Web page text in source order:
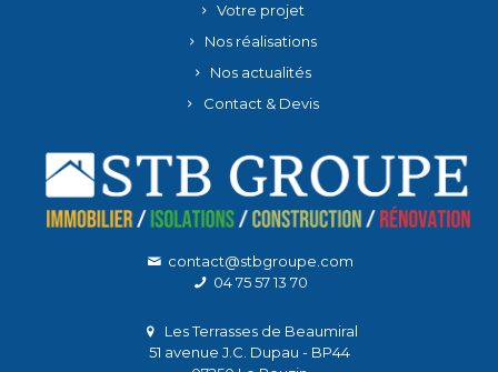
Votre projet
Nos réalisations
Nos actualités
Contact & Devis
contact@stbgroupe.com
04 75 57 13 70
Les Terrasses de Beaumiral
51 avenue J.C. Dupau - BP44